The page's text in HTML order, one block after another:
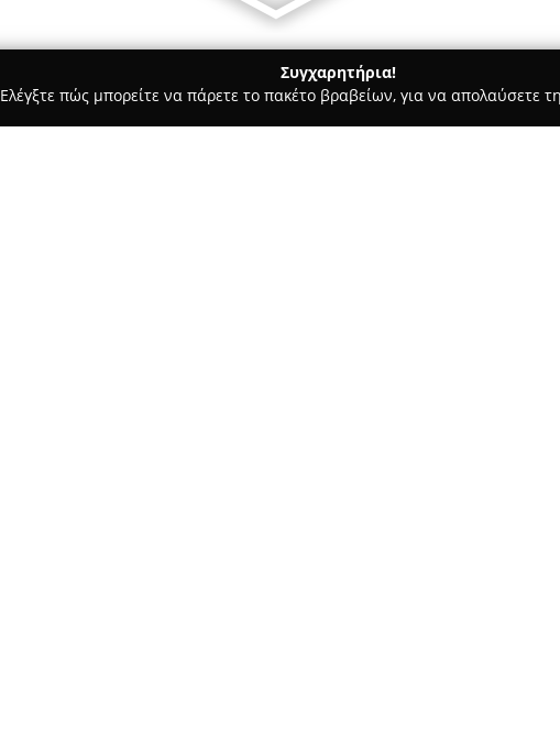
Συγχαρητήρια!
Ελέγξτε πώς μπορείτε να πάρετε το πακέτο βραβείων, για να απολαύσετε